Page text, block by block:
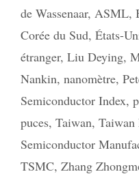
de Wassenaar, ASML,
Corée du Sud, États-
étranger, Liu Deying,
Nankin, nanomètre,
Semiconductor Index,
puces, Taiwan,
Semiconductor
TSMC, Zhang